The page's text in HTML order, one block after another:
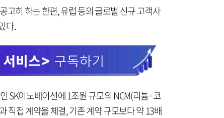
고히 하는 한편, 유럽 등의 글로벌 신규 고객사
다.
SK이노베이션에 1조원 규모의 NCM(리튬·코
직접 계약을 체결, 기존 계약 규모보다 약 13배